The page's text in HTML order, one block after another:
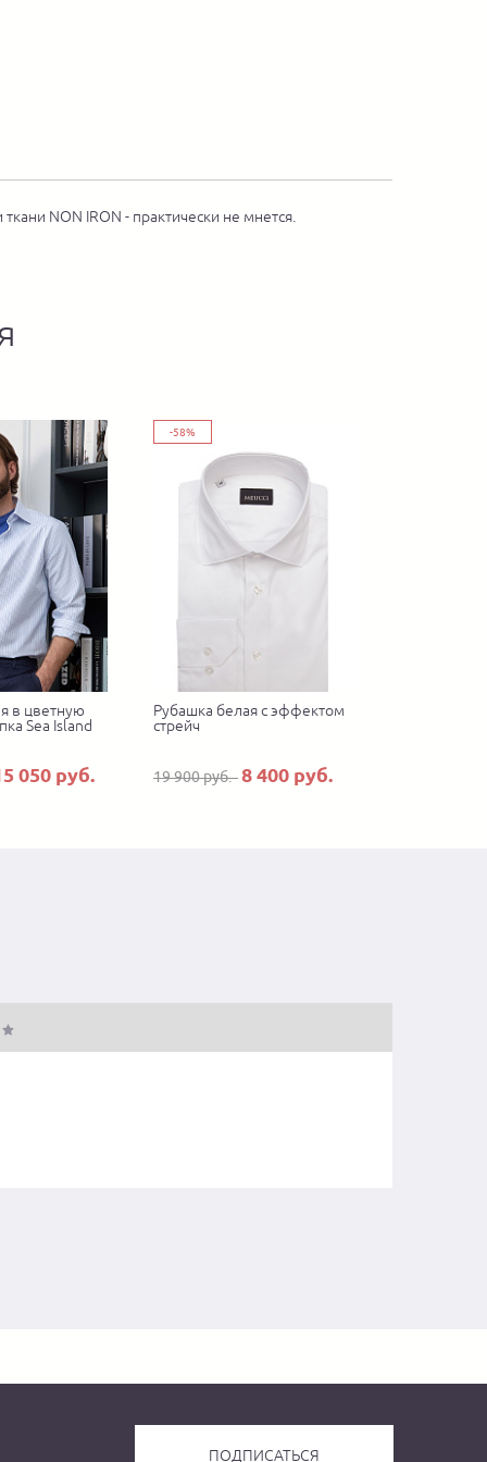
NON IRON - практически не мнется.
в цветную
Sea Island
050 руб.
-58%
Рубашка белая с эффектом
стрейч
19 900 руб.8 400 руб.